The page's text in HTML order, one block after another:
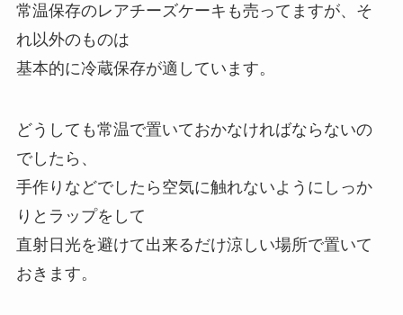
常温保存のレアチーズケーキも売ってますが、そ
れ以外のものは
基本的に冷蔵保存が適しています。
どうしても常温で置いておかなければならないの
でしたら、
手作りなどでしたら空気に触れないようにしっか
りとラップをして
直射日光を避けて出来るだけ涼しい場所で置いて
おきます。